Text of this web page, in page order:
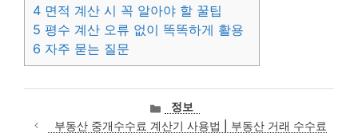
4 면적 계산 시 꼭 알아야 할 꿀팁
5 평수 계산 오류 없이 똑똑하게 활용
6 자주 묻는 질문
카
테
정보
부동산 중개수수료 계산기 사용법 | 부동산 거래 수수료